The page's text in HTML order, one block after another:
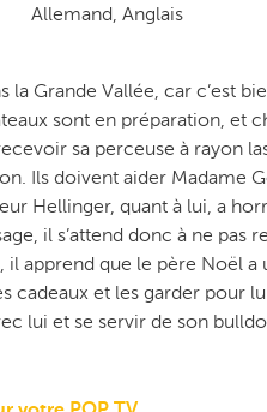
Allemand, Anglais
la Grande Vallée, car c’est
sont en préparation, et
sa perceuse à rayon
Ils doivent aider Madame
Hellinger, quant à lui, a
il s’attend donc à ne
il apprend que le père Noël
cadeaux et les garder pour
lui et se servir de son